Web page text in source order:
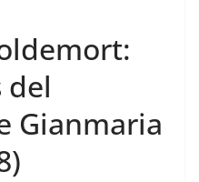
del
Gianmaria